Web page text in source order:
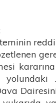
yolundaki